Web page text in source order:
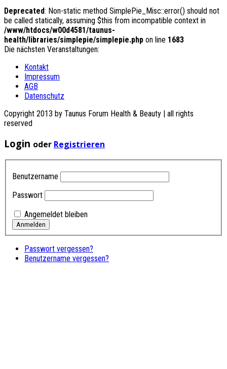
Deprecated: Non-static method SimplePie_Misc::error() should not
be called statically, assuming $this from incompatible context in
/www/htdocs/w00d4581/taunus-
health/libraries/simplepie/simplepie.php on line 1683
Die nächsten Veranstaltungen:
Kontakt
Impressum
AGB
Datenschutz
Copyright 2013 by Taunus Forum Health & Beauty | all rights
reserved
Login oder Registrieren
Benutzername
Passwort
Angemeldet bleiben
Passwort vergessen?
Benutzername vergessen?